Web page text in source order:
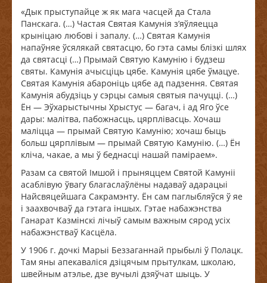
«Дык прыступайце ж як мага часцей да Стала
Панскага. (…) Частая Святая Камунія з’яўляецца
крыніцаю любові і запалу. (…) Святая Камунія
напаўняе ўсялякай святасцю, бо гэта самы блізкі шлях
да святасці (…) Прымай Святую Камунію і будзеш
святы. Камунія ачысціць цябе. Камунія цябе ўмацуе.
Святая Камунія абароніць цябе ад падзення. Святая
Камунія абудзіць у сэрцы самыя святыя пачуцці. (…)
Ён — Эўхарыстычны Хрыстус — багач, і ад Яго ўсе
дары: малітва, пабожнасць, цярплівасць. Хочаш
маліцца — прымай Святую Камунію; хочаш быць
больш цярплівым — прымай Святую Камунію. (…) Ён
кліча, чакае, а мы ў беднасці нашай паміраем».
Разам са святой Імшой і прыняццем Святой Камуніі
асаблівую ўвагу благаслаўлёны надаваў адарацыі
Найсвяцейшага Сакрамэнту. Ён сам паглыбляўся ў яе
і заахвочваў да гэтага іншых. Гэтае набажэнства
Ганарат Казмінскі лічыў самым важным сярод усіх
набажэнстваў Касцёла.
У 1906 г. дочкі Марыі Беззаганнай прыбылі ў Полацк.
Там яны апекаваліся дзіцячым прытулкам, школаю,
швейным атэлье, дзе вучылі дзяўчат шыць. У